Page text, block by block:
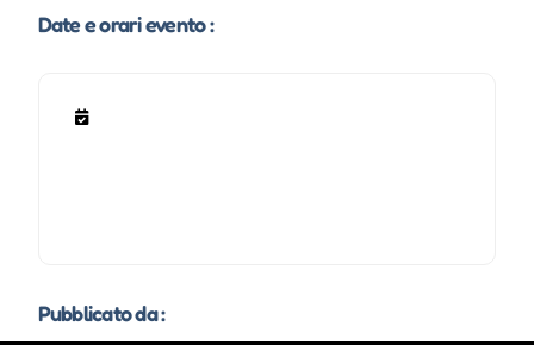
Date e orari evento :
Pubblicato da :